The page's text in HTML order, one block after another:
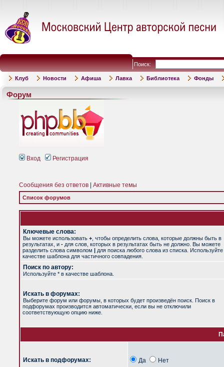
Поиск:
Клуб Новости Афиша Лавка Библиотека Фонды
Форум
Вход Регистрация
Сообщения без ответов Активные темы
Список форумов
Ключевые слова:
Вы можете использовать + , чтобы определить слова, которые должны быть в
результатах, и - для слов, которых в результатах быть не должно. Вы можете
разделить слова символом | для поиска любого слова из списка. Используйте
качестве шаблона для частичного совпадения.
Поиск по автору:
Используйте * в качестве шаблона.
Искать в форумах:
Выберите форум или форумы, в которых будет произведён поиск. Поиск в
подфорумах производится автоматически, если вы не отключили
соответствующую опцию ниже.
Искать в подфорумах: Да Нет